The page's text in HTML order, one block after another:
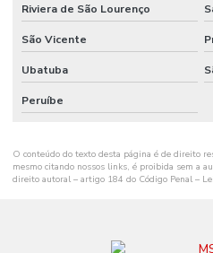
Ribbon Cera 110mm
Ribbon Cera 110mm Distribuidor Em
Ribbon Cera 110mm Ideal Para
Ribbon Cera 110mm Para
Riviera de São Lourenço
São Vicente
Ubatuba
Peruíbe
O conteúdo do texto desta página é de direito
mesmo citando nossos links, é proibida sem a
direito autoral – artigo 184 do Código Penal –